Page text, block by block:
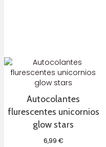
Autocolantes
flurescentes unicornios
glow stars
6,99 €